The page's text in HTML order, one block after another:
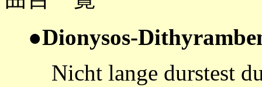
●Dionysos-
Nicht lange durstest